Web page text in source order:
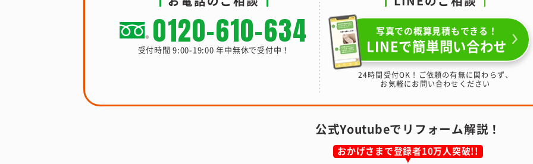
0120-610-634
受付時間 9:00-19:00 年中無休で受付中！
写真での概算見積もできる！
LINEで簡単問い合わせ
24時間受付OK！ご依頼の有無に関わらず、
お気軽にお問い合わせください
公式Youtubeでリフォーム解説！
おかげさまで登録者10万人突破!!